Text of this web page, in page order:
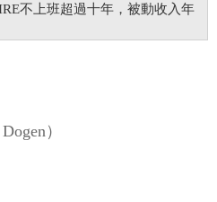
不上班超過十年，被動收入年
）